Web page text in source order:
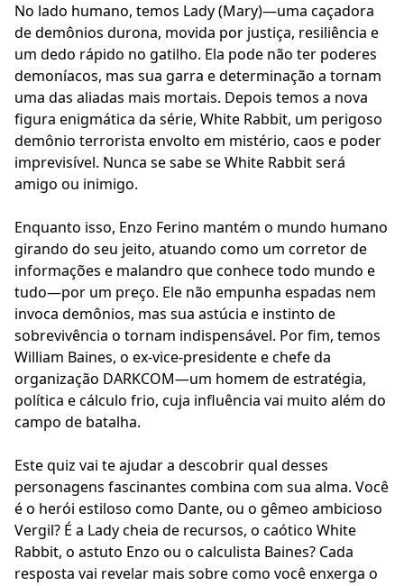
No lado humano, temos Lady (Mary)—uma caçadora
de demônios durona, movida por justiça, resiliência e
um dedo rápido no gatilho. Ela pode não ter poderes
demoníacos, mas sua garra e determinação a tornam
uma das aliadas mais mortais. Depois temos a nova
figura enigmática da série, White Rabbit, um perigoso
demônio terrorista envolto em mistério, caos e poder
imprevisível. Nunca se sabe se White Rabbit será
amigo ou inimigo.
Enquanto isso, Enzo Ferino mantém o mundo humano
girando do seu jeito, atuando como um corretor de
informações e malandro que conhece todo mundo e
tudo—por um preço. Ele não empunha espadas nem
invoca demônios, mas sua astúcia e instinto de
sobrevivência o tornam indispensável. Por fim, temos
William Baines, o ex-vice-presidente e chefe da
organização DARKCOM—um homem de estratégia,
política e cálculo frio, cuja influência vai muito além do
campo de batalha.
Este quiz vai te ajudar a descobrir qual desses
personagens fascinantes combina com sua alma. Você
é o herói estiloso como Dante, ou o gêmeo ambicioso
Vergil? É a Lady cheia de recursos, o caótico White
Rabbit, o astuto Enzo ou o calculista Baines? Cada
resposta vai revelar mais sobre como você enxerga o